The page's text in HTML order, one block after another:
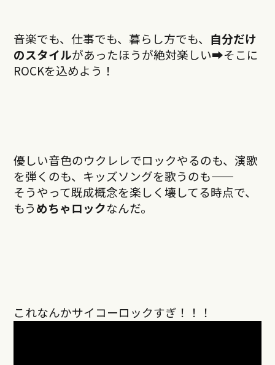
音楽でも、仕事でも、暮らし方でも、 自分だけ
のスタイルがあったほうが絶対楽しい➡︎そこに
ROCKを込めよう！
優しい音色のウクレレでロックやるのも、演歌
を弾くのも、キッズソングを歌うのも——
そうやって既成概念を楽しく壊してる時点で、
もうめちゃロックなんだ。
これなんかサイコーロックすぎ！！！